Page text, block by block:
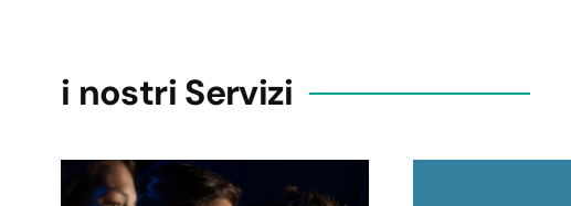
i nostri Servizi